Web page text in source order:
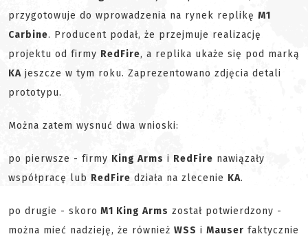
przygotowuje do wprowadzenia na rynek replikę M1
Carbine. Producent podał, że przejmuje realizację
projektu od firmy RedFire, a replika ukaże się pod marką
KA jeszcze w tym roku. Zaprezentowano zdjęcia detali
prototypu.
Można zatem wysnuć dwa wnioski:
po pierwsze - firmy King Arms i RedFire nawiązały
współpracę lub RedFire działa na zlecenie KA.
po drugie - skoro M1 King Arms został potwierdzony -
można mieć nadzieję, że również WSS i Mauser faktycznie